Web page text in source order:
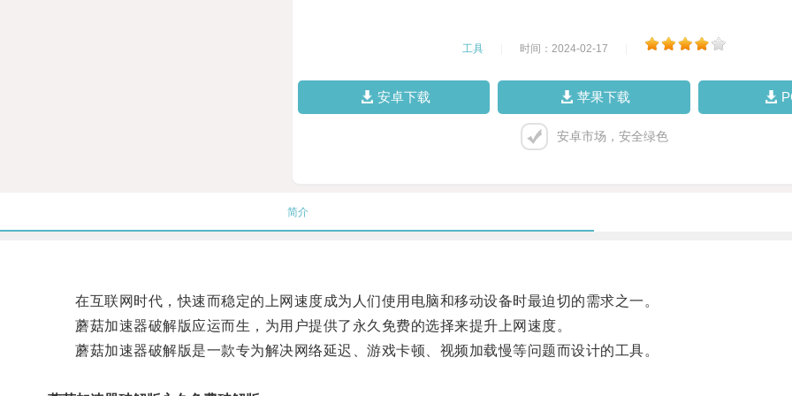
工具 时间：2024-02-17
安卓下载 苹果下载
安卓市场，安全绿色
简介
在互联网时代，快速而稳定的上网速度成为人们使用电脑和移动设备时最迫切的需求之一。
蘑菇加速器破解版应运而生，为用户提供了永久免费的选择来提升上网速度。
蘑菇加速器破解版是一款专为解决网络延迟、游戏卡顿、视频加载慢等问题而设计的工具。